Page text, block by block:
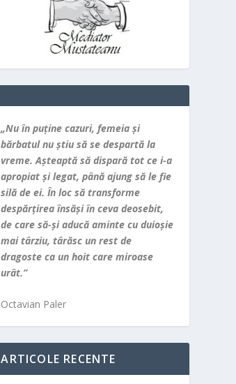
„Nu în puţine cazuri, femeia şi
bărbatul nu ştiu să se despartă la
vreme. Aşteaptă să dispară tot ce i-a
apropiat şi legat, până ajung să le fie
silă de ei. În loc să transforme
despărţirea însăşi în ceva deosebit,
de care să-şi aducă aminte cu duioşie
mai târziu, târăsc un rest de
dragoste ca un hoit care miroase
urât.”
Octavian Paler
ARTICOLE RECENTE